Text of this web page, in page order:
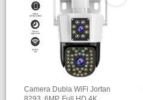
Camera Dubla WiFi Jortan